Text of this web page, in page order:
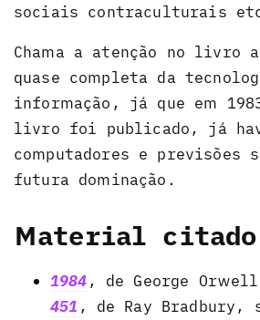
sociais contraculturais
Chama a atenção no livro
quase completa da
informação, já que em
livro foi publicado, já
computadores e previsões
futura dominação.
Material citado
1984, de George
451 , de Ray Bradbury,